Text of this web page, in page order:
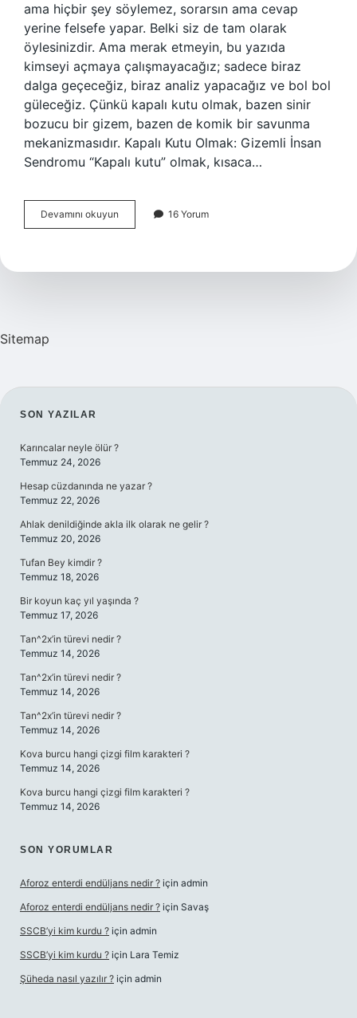
ama hiçbir şey söylemez, sorarsın ama cevap
yerine felsefe yapar. Belki siz de tam olarak
öylesinizdir. Ama merak etmeyin, bu yazıda
kimseyi açmaya çalışmayacağız; sadece biraz
dalga geçeceğiz, biraz analiz yapacağız ve bol bol
güleceğiz. Çünkü kapalı kutu olmak, bazen sinir
bozucu bir gizem, bazen de komik bir savunma
mekanizmasıdır. Kapalı Kutu Olmak: Gizemli İnsan
Sendromu “Kapalı kutu” olmak, kısaca…
Devamını okuyun
kutu
demek
16 Yorum
Sitemap
SIDEBAR
SON YAZILAR
Karıncalar neyle ölür ?
Temmuz 24, 2026
Hesap cüzdanında ne yazar ?
Temmuz 22, 2026
Ahlak denildiğinde akla ilk olarak ne gelir ?
Temmuz 20, 2026
Tufan Bey kimdir ?
Temmuz 18, 2026
Bir koyun kaç yıl yaşında ?
Temmuz 17, 2026
Tan^2x’in türevi nedir ?
Temmuz 14, 2026
Tan^2x’in türevi nedir ?
Temmuz 14, 2026
Tan^2x’in türevi nedir ?
Temmuz 14, 2026
Kova burcu hangi çizgi film karakteri ?
Temmuz 14, 2026
Kova burcu hangi çizgi film karakteri ?
Temmuz 14, 2026
SON YORUMLAR
Aforoz enterdi endüljans nedir ? için admin
Aforoz enterdi endüljans nedir ? için Savaş
SSCB’yi kim kurdu ? için admin
SSCB’yi kim kurdu ? için Lara Temiz
Şüheda nasıl yazılır ? için admin